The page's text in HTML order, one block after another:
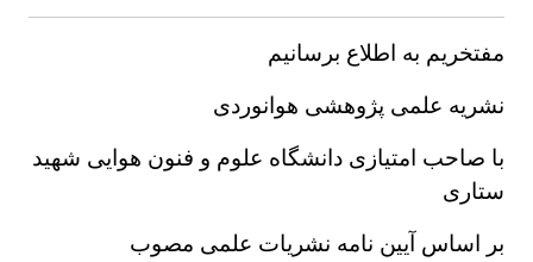
مفتخریم به اطلاع برسانیم
نشریه علمی پژوهشی هوانوردی
با صاحب امتیازی دانشگاه علوم و فنون هوایی شهید
ستاری
بر اساس آیین نامه نشریات علمی مصوب